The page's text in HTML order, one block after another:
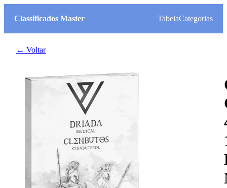
Classificados Master TabelaCategorias
← Voltar